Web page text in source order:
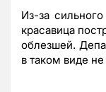
Из-за
красавица
облезшей.
в таком виде